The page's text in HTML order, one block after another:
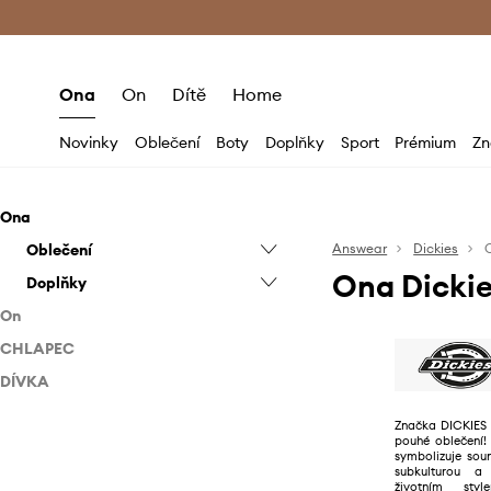
Doručení a
Ona On Dítě Home
Novinky Oblečení Boty Doplňky Sport Prémium
Ona
Oblečení
Bundy
Halenky a košile
Doplňky
Čepice a klobouky
On
Oblečení
Doplňky
CHLAPEC
Doplňky
DÍVKA
Answear Dickies
Ona
Značka
pouhé
symbolizuje
subkulturou a
životním